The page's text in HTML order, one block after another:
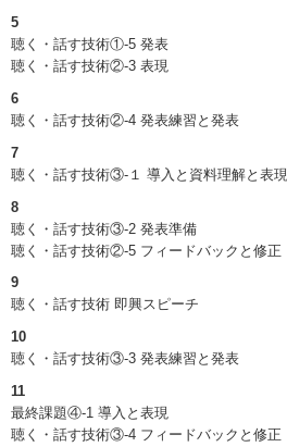
5
聴く・話す技術①‐5 発表
聴く・話す技術②‐3 表現
6
聴く・話す技術②‐4 発表練習と発表
7
聴く・話す技術③‐１ 導入と資料理解と表現
8
聴く・話す技術③‐2 発表準備
聴く・話す技術②‐5 フィードバックと修正
9
聴く・話す技術 即興スピーチ
10
聴く・話す技術③-3 発表練習と発表
11
最終課題④-1 導入と表現
聴く・話す技術③-4 フィードバックと修正